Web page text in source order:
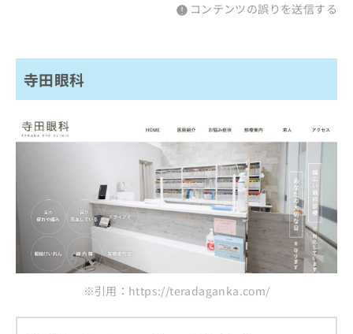
コンテンツの誤りを送信する
寺田眼科
※引用：https://teradaganka.com/